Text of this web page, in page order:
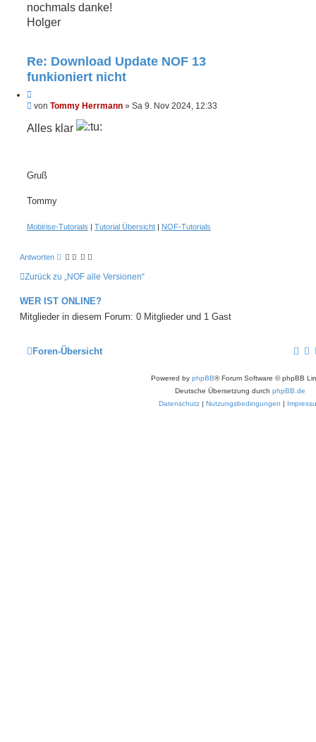
r
B
r
g
nochmals danke!
Holger
Re: Download Update NOF 13
funkioniert nicht
i
n
U
g
e
e
r
e
i
a
g
von Tommy Herrmann » Sa 9. Nov 2024, 12:33
Alles klar
Gruß
Tommy
Mobirise-Tutorials | Tutorial Übersicht | NOF-Tutorials
Antworten
Zurück zu „NOF alle Versionen“
WER IST ONLINE?
Mitglieder in diesem Forum: 0 Mitglieder und 1 Gast
Foren-Übersicht
Powered by phpBB® Forum Software © phpBB
Deutsche Übersetzung durch phpBB.de
Datenschutz| Nutzungsbedingungen |